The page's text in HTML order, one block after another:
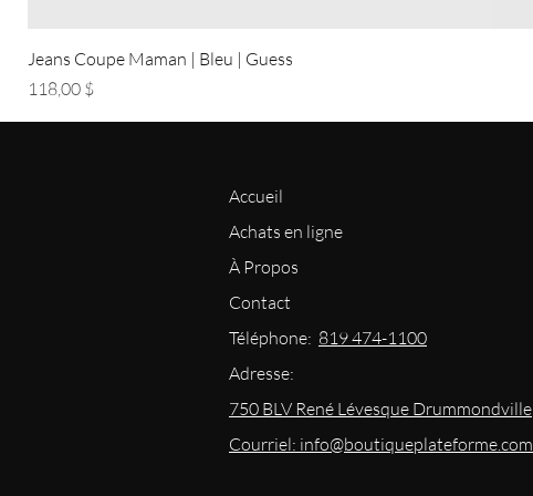
Jeans Coupe Maman | Bleu | Guess
Prix
118,00 $
Accueil
Achats en ligne
À Propos
Contact
Téléphone: 819 474-1100
Adresse:
750 BLV René Lévesque Drummondville
Courriel: info@boutiqueplateforme.com